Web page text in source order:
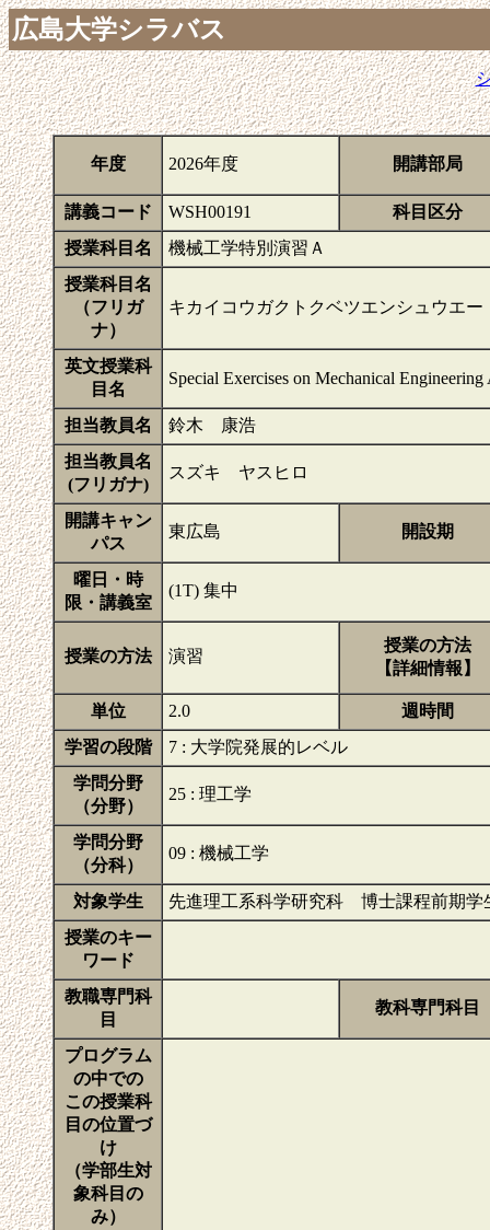
広島大学シラバス
年度 2026年度 開講部局
講義コード WSH00191
科目区分
授業科目名
機械工学特別演習Ａ
授業科目名
（フリガ
ナ）
キカイコウガクトクベツエンシュウエー
英文授業科
目名
Special Exercises on Mechanical Engineering
担当教員名
鈴木 康浩
担当教員名
(フリガナ)
スズキ ヤスヒロ
開講キャン
パス
東広島 開設期
曜日・時
限・講義室
(1T) 集中
授業の方法 演習
授業の方法
【詳細情報】
単位 2.0
週時間
学習の段階
7 : 大学院発展的レベル
学問分野
（分野）
25 : 理工学
学問分野
（分科）
09 : 機械工学
対象学生
先進理工系科学研究科 博士課程前期学
授業のキー
ワード
教職専門科
目
教科専門科目
プログラム
の中での
この授業科
目の位置づ
け
（学部生対
象科目の
み）